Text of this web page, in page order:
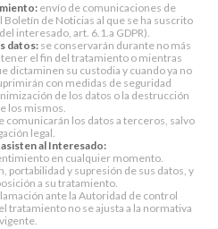
envío de comunicaciones de
de Noticias al que se ha suscrito
interesado, art. 6.1.a GDPR).
datos:se conservarán durante no más
el fin del tratamiento o mientras
dictaminen su custodia y cuando ya no
con medidas de seguridad
de los datos o la destrucción
los mismos.
comunicarán los datos a terceros, salvo
legal.
al Interesado:
en cualquier momento.
portabilidad y supresión de sus datos, y
a su tratamiento.
ante la Autoridad de control
tratamiento no se ajusta a la normativa
vigente.